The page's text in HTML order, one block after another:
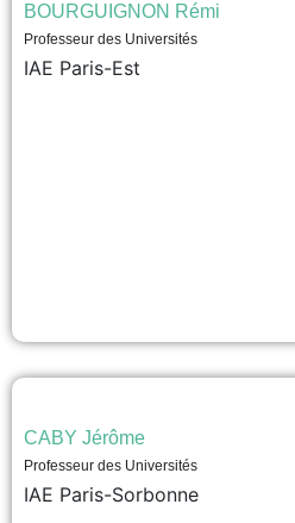
BOURGUIGNON Rémi
Professeur des Universités
IAE Paris-Est
CABY Jérôme
Professeur des Universités
IAE Paris-Sorbonne